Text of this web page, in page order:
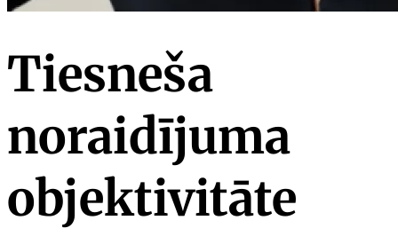
Tiesneša
noraidījuma
objektivitāte